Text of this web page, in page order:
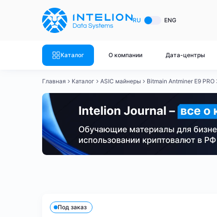
RU ENG
Каталог О компании Дата-центры
ASIC майнеры
Canaan
Innosilicon
Готовый
Готовый
Готовый
Готовый
Готовый
Главная Каталог ASIC майнеры Bitmain Antminer E9
Под заказ